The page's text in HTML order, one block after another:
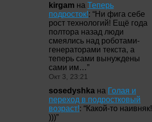
kirgam на Теперь
подросток!: “Ни фига себе
рост технологий! Ещё года
полтора назад люди
смеялись над роботами-
генераторами текста, а
теперь сами вынуждены
сами им…”
Окт 3, 23:21
sosedyshka на Голая и
переход в подростковый
возраст!: “Какой-то наивняк!
)))”